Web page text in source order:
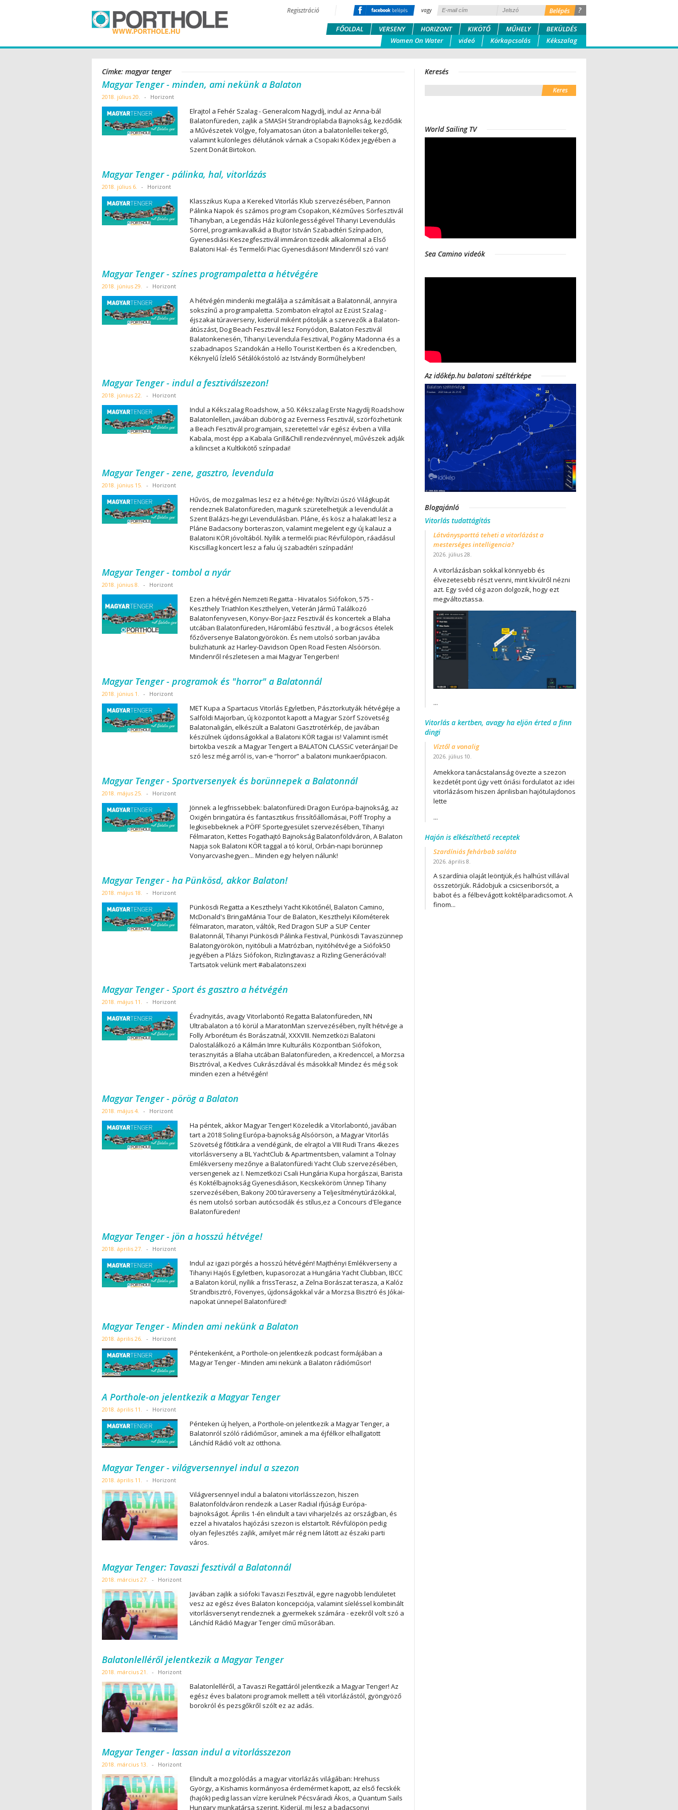
?
vagy
Regisztráció
FŐOLDAL VERSENY HORIZONT KIKÖTŐ MŰHELY
BEKÜLDÉS
Women On Water
videó Körkapcsolás Kékszalag
Címke: magyar tenger
Magyar Tenger - minden, ami nekünk a Balaton
2018. július 20. - Horizont
Elrajtol a Fehér Szalag - Generalcom Nagydíj, indul az Anna-bál
Balatonfüreden, zajlik a SMASH Strandröplabda Bajnokság, kezdődik
a Művészetek Völgye, folyamatosan úton a balatonlellei tekergő,
valamint különleges délutánok várnak a Csopaki Kódex jegyében a
Szent Donát Birtokon.
Magyar Tenger - pálinka, hal, vitorlázás
2018. július 6. - Horizont
Klasszikus Kupa a Kereked Vitorlás Klub szervezésében, Pannon
Pálinka Napok és számos program Csopakon, Kézműves Sörfesztivál
Tihanyban, a Legendás Ház különlegességével Tihanyi Levendulás
Sörrel, programkavalkád a Bujtor István Szabadtéri Színpadon,
Gyenesdiási Keszegfesztivál immáron tizedik alkalommal a Első
Balatoni Hal- és Termelői Piac Gyenesdiáson! Mindenről szó van!
Magyar Tenger - színes programpaletta a hétvégére
2018. június 29. - Horizont
A hétvégén mindenki megtalálja a számításait a Balatonnál, annyira
sokszínű a programpaletta. Szombaton elrajtol az Ezüst Szalag -
éjszakai túraverseny, kiderül miként pótolják a szervezők a Balaton-
átúszást, Dog Beach Fesztivál lesz Fonyódon, Balaton Fesztivál
Balatonkenesén, Tihanyi Levendula Fesztival, Pogány Madonna és a
szabadnapos Szandokán a Hello Tourist Kertben és a Kredencben,
Kéknyelű Ízlelő Sétálókóstoló az Istvándy Borműhelyben!
Magyar Tenger - indul a fesztiválszezon!
2018. június 22. - Horizont
Indul a Kékszalag Roadshow, a 50. Kékszalag Erste Nagydíj Roadshow
Balatonlellen, javában dübörög az Everness Fesztivál, szörfözhetünk
a Beach Fesztivál programjain, szeretettel vár egész évben a Villa
Kabala, most épp a Kabala Grill&Chill rendezvénnyel, művészek adják
a kilincset a Kultkikötő színpadai!
Magyar Tenger - zene, gasztro, levendula
2018. június 15. - Horizont
Hűvös, de mozgalmas lesz ez a hétvége: Nyíltvízi úszó Világkupát
rendeznek Balatonfüreden, magunk szüretelhetjük a levendulát a
Szent Balázs-hegyi Levendulásban. Pláne, és kösz a halakat! lesz a
Pláne Badacsony borteraszon, valamint megjelent egy új kalauz a
Balatoni KÖR jóvoltából. Nyílik a termelői piac Révfülöpön, ráadásul
Kiscsillag koncert lesz a falu új szabadtéri színpadán!
Magyar Tenger - tombol a nyár
2018. június 8. - Horizont
Ezen a hétvégén Nemzeti Regatta - Hivatalos Siófokon, 575 -
Keszthely Triathlon Keszthelyen, Veterán Jármű Találkozó
Balatonfenyvesen, Könyv-Bor-Jazz Fesztivál és koncertek a Blaha
utcában Balatonfüreden, Háromlábú fesztivál , a bográcsos ételek
főzőversenye Balatongyörökön. És nem utolsó sorban javába
bulizhatunk az Harley-Davidson Open Road Festen Alsóörsön.
Mindenről részletesen a mai Magyar Tengerben!
Magyar Tenger - programok és "horror" a Balatonnál
2018. június 1. - Horizont
MET Kupa a Spartacus Vitorlás Egyletben, Pásztorkutyák hétvégéje a
Salföldi Majorban, új központot kapott a Magyar Szörf Szövetség
Balatonaligán, elkészült a Balatoni Gasztrotérkép, de javában
készülnek újdonságokkal a Balatoni KÖR tagjai is! Valamint ismét
birtokba veszik a Magyar Tengert a BALATON CLASSiC veteránjai! De
szó lesz még arról is, van-e “horror” a balatoni munkaerőpiacon.
Magyar Tenger - Sportversenyek és borünnepek a Balatonnál
2018. május 25. - Horizont
Jönnek a legfrissebbek: balatonfüredi Dragon Európa-bajnokság, az
Oxigén bringatúra és fantasztikus frissítőállomásai, Pöff Trophy a
legkisebbeknek a PÖFF Sportegyesület szervezésében, Tihanyi
Félmaraton, Kettes Fogathajtó Bajnokság Balatonföldváron, A Balaton
Napja sok Balatoni KÖR taggal a tó körül, Orbán-napi borünnep
Vonyarcvashegyen... Minden egy helyen nálunk!
Magyar Tenger - ha Pünkösd, akkor Balaton!
2018. május 18. - Horizont
Pünkösdi Regatta a Keszthelyi Yacht Kikötőnél, Balaton Camino,
McDonald's BringaMánia Tour de Balaton, Keszthelyi Kilométerek
félmaraton, maraton, váltók, Red Dragon SUP a SUP Center
Balatonnál, Tihanyi Pünkösdi Pálinka Festival, Pünkösdi Tavaszünnep
Balatongyörökön, nyitóbuli a Matrózban, nyitóhétvége a Siófok50
jegyében a Plázs Siófokon, Rizlingtavasz a Rizling Generációval!
Tartsatok velünk mert #abalatonszexi
Magyar Tenger - Sport és gasztro a hétvégén
2018. május 11. - Horizont
Évadnyitás, avagy Vitorlabontó Regatta Balatonfüreden, NN
Ultrabalaton a tó körül a MaratonMan szervezésében, nyílt hétvége a
Folly Arborétum és Borászatnál, XXXVIII. Nemzetközi Balatoni
Dalostalálkozó a Kálmán Imre Kulturális Központban Siófokon,
terasznyitás a Blaha utcában Balatonfüreden, a Kredenccel, a Morzsa
Bisztróval, a Kedves Cukrászdával és másokkal! Mindez és még sok
minden ezen a hétvégén!
Magyar Tenger - pörög a Balaton
2018. május 4. - Horizont
Ha péntek, akkor Magyar Tenger! Közeledik a Vitorlabontó, javában
tart a 2018 Soling Európa-bajnokság Alsóörsön, a Magyar Vitorlás
Szövetség főtitkára a vendégünk, de elrajtol a VIII Rudi Trans 4kezes
vitorlásverseny a BL YachtClub & Apartmentsben, valamint a Tolnay
Emlékverseny mezőnye a Balatonfüredi Yacht Club szervezésében,
versengenek az I. Nemzetközi Csali Hungária Kupa horgászai, Barista
és Koktélbajnokság Gyenesdiáson, Kecskeköröm Ünnep Tihany
szervezésében, Bakony 200 túraverseny a Teljesítménytúrázókkal,
és nem utolsó sorban autócsodák és stílus,ez a Concours d'Elegance
Balatonfüreden!
Magyar Tenger - jön a hosszú hétvége!
2018. április 27. - Horizont
Indul az igazi pörgés a hosszú hétvégén! Majthényi Emlékverseny a
Tihanyi Hajós Egyletben, kupasorozat a Hungária Yacht Clubban, IBCC
a Balaton körül, nyílik a frissTerasz, a Zelna Borászat terasza, a Kalóz
Strandbisztró, Fövenyes, újdonságokkal vár a Morzsa Bisztró és Jókai-
napokat ünnepel Balatonfüred!
Magyar Tenger - Minden ami nekünk a Balaton
2018. április 26. - Horizont
Péntekenként, a Porthole-on jelentkezik podcast formájában a
Magyar Tenger - Minden ami nekünk a Balaton rádióműsor!
A Porthole-on jelentkezik a Magyar Tenger
2018. április 11. - Horizont
Pénteken új helyen, a Porthole-on jelentkezik a Magyar Tenger, a
Balatonról szóló rádióműsor, aminek a ma éjfélkor elhallgatott
Lánchíd Rádió volt az otthona.
Magyar Tenger - világversennyel indul a szezon
2018. április 11. - Horizont
Világversennyel indul a balatoni vitorlásszezon, hiszen
Balatonföldváron rendezik a Laser Radial ifjúsági Európa-
bajnokságot. Április 1-én elindult a tavi viharjelzés az országban, és
ezzel a hivatalos hajózási szezon is elstartolt. Révfülöpön pedig
olyan fejlesztés zajlik, amilyet már rég nem látott az északi parti
város.
Magyar Tenger: Tavaszi fesztivál a Balatonnál
2018. március 27. - Horizont
Javában zajlik a siófoki Tavaszi Fesztivál, egyre nagyobb lendületet
vesz az egész éves Balaton koncepciója, valamint síeléssel kombinált
vitorlásversenyt rendeznek a gyermekek számára - ezekről volt szó a
Lánchíd Rádió Magyar Tenger című műsorában.
Balatonlelléről jelentkezik a Magyar Tenger
2018. március 21. - Horizont
Balatonlelléről, a Tavaszi Regattáról jelentkezik a Magyar Tenger! Az
egész éves balatoni programok mellett a téli vitorlázástól, gyöngyöző
borokról és pezsgőkről szólt ez az adás.
Magyar Tenger - lassan indul a vitorlásszezon
2018. március 13. - Horizont
Elindult a mozgolódás a magyar vitorlázás világában: Hrehuss
György, a Kishamis kormányosa érdemérmet kapott, az első fecskék
(hajók) pedig lassan vízre kerülnek Pécsváradi Ákos, a Quantum Sails
Hungary munkatársa szerint. Kiderül, mi lesz a badacsonyi
Keresés
World Sailing TV
Sea Camino videók
Az időkép.hu balatoni széltérképe
Blogajánló
Vitorlás tudattágítás
Látványsporttá teheti a vitorlázást a
mesterséges intelligencia?
2026. július 28.
A vitorlázásban sokkal könnyebb és
élvezetesebb részt venni, mint kívülről nézni
azt. Egy svéd cég azon dolgozik, hogy ezt
megváltoztassa.
...
Vitorlás a kertben, avagy ha eljön érted a finn
dingi
Víztől a vonalig
2026. július 10.
Amekkora tanácstalanság övezte a szezon
kezdetét pont úgy vett óriási fordulatot az idei
vitorlázásom hiszen áprilisban hajótulajdonos
lette
...
Hajón is elkészíthető receptek
Szardíniás fehárbab saláta
2026. április 8.
A szardínia olaját leöntjük,és halhúst villával
összetörjük. Rádobjuk a csicseriborsót, a
babot és a félbevágott koktélparadicsomot. A
finom...